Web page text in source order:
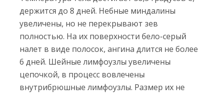
держится до 8 дней. Небные миндалины
увеличены, но не перекрывают зев
полностью. На их поверхности бело-серый
налет в виде полосок, ангина длится не более
6 дней. Шейные лимфоузлы увеличены
цепочкой, в процесс вовлечены
внутрибрюшные лимфоузлы. Размер их не